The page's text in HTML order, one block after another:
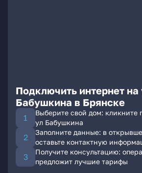
Подключить интернет на
Бабушкина в Брянске
Выберите свой дом: кликните
ул Бабушкина
Заполните данные: в
оставьте контактную
Получите консультацию:
предложит лучшие тарифы